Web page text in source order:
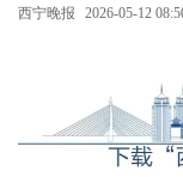
西宁晚报 2026-05-12